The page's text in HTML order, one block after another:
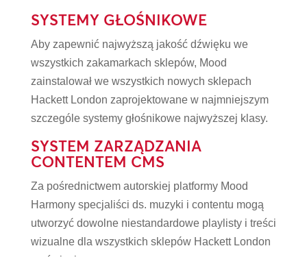
SYSTEMY GŁOŚNIKOWE
Aby zapewnić najwyższą jakość dźwięku we
wszystkich zakamarkach sklepów, Mood
zainstalował we wszystkich nowych sklepach
Hackett London zaprojektowane w najmniejszym
szczególe systemy głośnikowe najwyższej klasy.
SYSTEM ZARZĄDZANIA
CONTENTEM CMS
Za pośrednictwem autorskiej platformy Mood
Harmony specjaliści ds. muzyki i contentu mogą
utworzyć dowolne niestandardowe playlisty i treści
wizualne dla wszystkich sklepów Hackett London